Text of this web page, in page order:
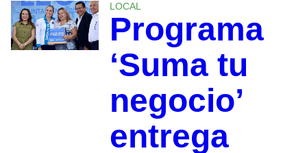
LOCAL
Programa
‘Suma tu
negocio’
entrega